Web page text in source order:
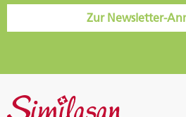
Zur Newsletter-